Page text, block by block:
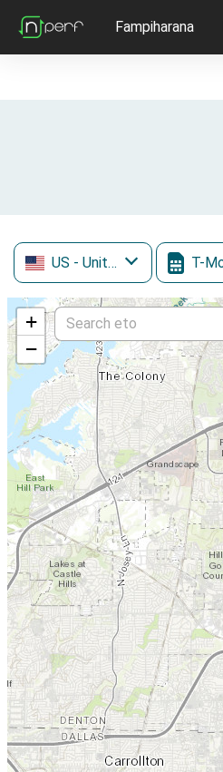
Fampiharana
US - United States
+
−